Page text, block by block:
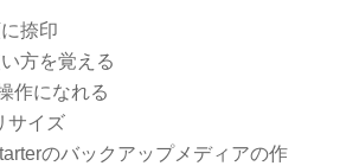
捺印
方を覚える
作になれる
サイズ
のバックアップメディアの作